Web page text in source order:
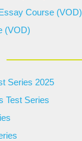
Course (VOD)
(VOD)
Series 2025
Test Series